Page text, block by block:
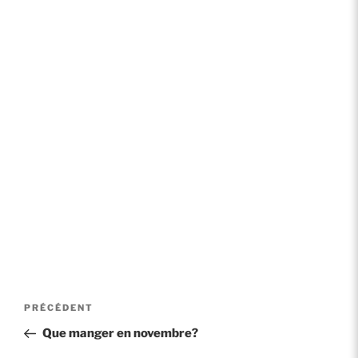
Navigation
l’article
Article
précédent
PRÉCÉDENT
Que manger en novembre?